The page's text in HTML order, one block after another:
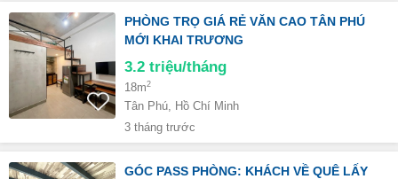
PHÒNG TRỌ GIÁ RẺ VĂN CAO TÂN PHÚ
MỚI KHAI TRƯƠNG
3.2 triệu/tháng
18m2
Tân Phú, Hồ Chí Minh
3 tháng trước
GÓC PASS PHÒNG: KHÁCH VỀ QUÊ LẤY